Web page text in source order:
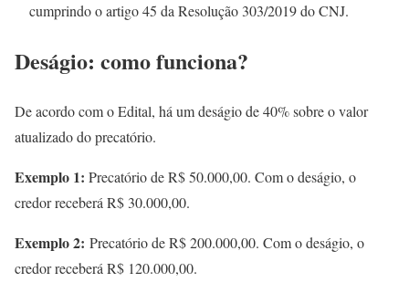
cumprindo o artigo 45 da Resolução 303/2019 do CNJ.
Deságio: como funciona?
De acordo com o Edital, há um deságio de 40% sobre o valor
atualizado do precatório.
Exemplo 1: Precatório de R$ 50.000,00. Com o deságio, o
credor receberá R$ 30.000,00.
Exemplo 2: Precatório de R$ 200.000,00. Com o deságio, o
credor receberá R$ 120.000,00.